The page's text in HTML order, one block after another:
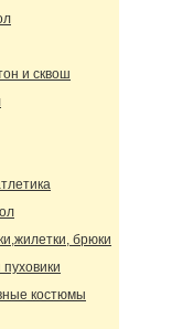
и сквош
брюки
пуховики
костюмы